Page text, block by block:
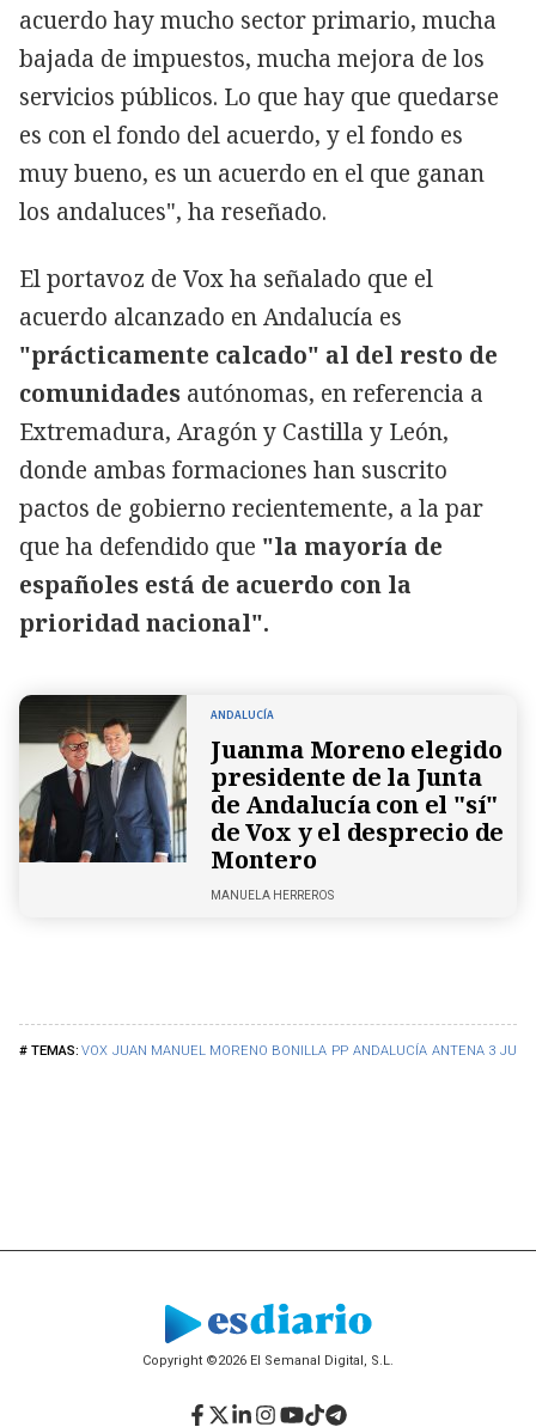
VOX JUAN MANUEL MORENO BONILLA PP ANDALUCÍA ANTENA 3
acuerdo hay mucho sector primario, mucha
bajada de impuestos, mucha mejora de los
servicios públicos. Lo que hay que quedarse
es con el fondo del acuerdo, y el fondo es
muy bueno, es un acuerdo en el que ganan
los andaluces", ha reseñado.
El portavoz de Vox ha señalado que el
acuerdo alcanzado en Andalucía es
"prácticamente calcado" al del resto de
comunidades autónomas, en referencia a
Extremadura, Aragón y Castilla y León,
donde ambas formaciones han suscrito
pactos de gobierno recientemente, a la par
que ha defendido que "la mayoría de
españoles está de acuerdo con la
prioridad nacional".
ANDALUCÍA
Juanma Moreno elegido
presidente de la Junta
de Andalucía con el "sí"
de Vox y el desprecio de
Montero
MANUELA HERREROS
Copyright ©2026 El Semanal Digital, S.L.
Facebook
Twitter
LinkedIn
Instagram
YouTube
TikTok
Telegram